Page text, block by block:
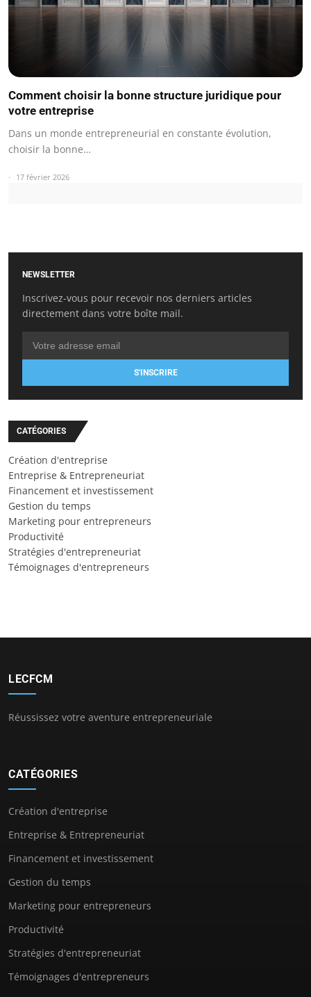
Comment choisir la bonne structure juridique pour
votre entreprise
Dans un monde entrepreneurial en constante évolution,
choisir la bonne…
17 février 2026
NEWSLETTER
Inscrivez-vous pour recevoir nos derniers articles
directement dans votre boîte mail.
S'INSCRIRE
CATÉGORIES
Création d'entreprise
Entreprise & Entrepreneuriat
Financement et investissement
Gestion du temps
Marketing pour entrepreneurs
Productivité
Stratégies d'entrepreneuriat
Témoignages d'entrepreneurs
LECFCM
Réussissez votre aventure entrepreneuriale
CATÉGORIES
Création d'entreprise
Entreprise & Entrepreneuriat
Financement et investissement
Gestion du temps
Marketing pour entrepreneurs
Productivité
Stratégies d'entrepreneuriat
Témoignages d'entrepreneurs